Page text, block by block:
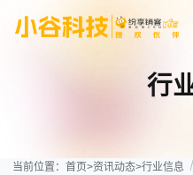
行
当前位置：首页>资讯动态>行业信息